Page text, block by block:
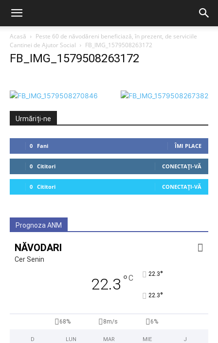
Acasă
Peste 60 de năvodăreni beneficiază, în prezent, de serviciile
Cantinei de Ajutor Social
FB_IMG_1579508263172
FB_IMG_1579508263172
Urmăriți-ne
0 Fani ÎMI PLACE
0 Cititori CONECTAȚI-VĂ
0 Cititori CONECTAȚI-VĂ
Prognoza ANM
NĂVODARI
Cer Senin
22.3 °C 22.3°
22.3°
68% 8m/s 6%
D LUN MAR MIE J